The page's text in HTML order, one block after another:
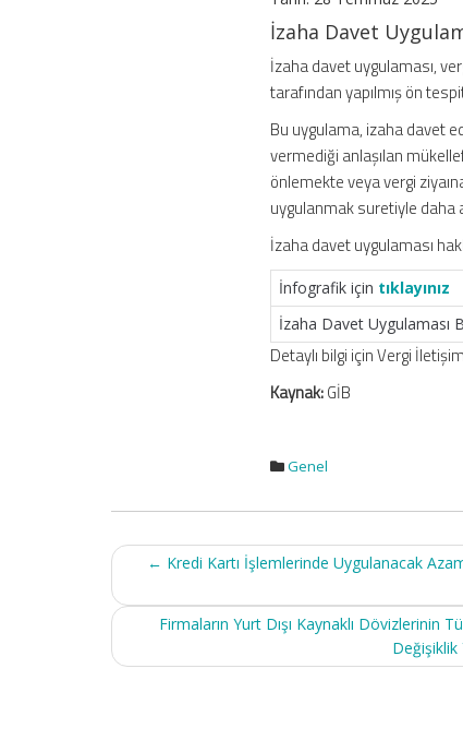
İzaha Davet
İzaha davet uygulaması,
tarafından yapılmış ön
Bu uygulama, izaha davet
vermediği anlaşılan
önlemekte veya vergi
uygulanmak suretiyle daha
İzaha davet uygulaması
İnfografik için tıklayınız
İzaha Davet Uygulaması
Detaylı bilgi için Vergi
Kaynak:GİB
Genel
Post
navigation
← Kredi Kartı İşlemlerinde Uygulanacak
Firmaların Yurt Dışı Kaynaklı Dövizlerinin
Değişiklik